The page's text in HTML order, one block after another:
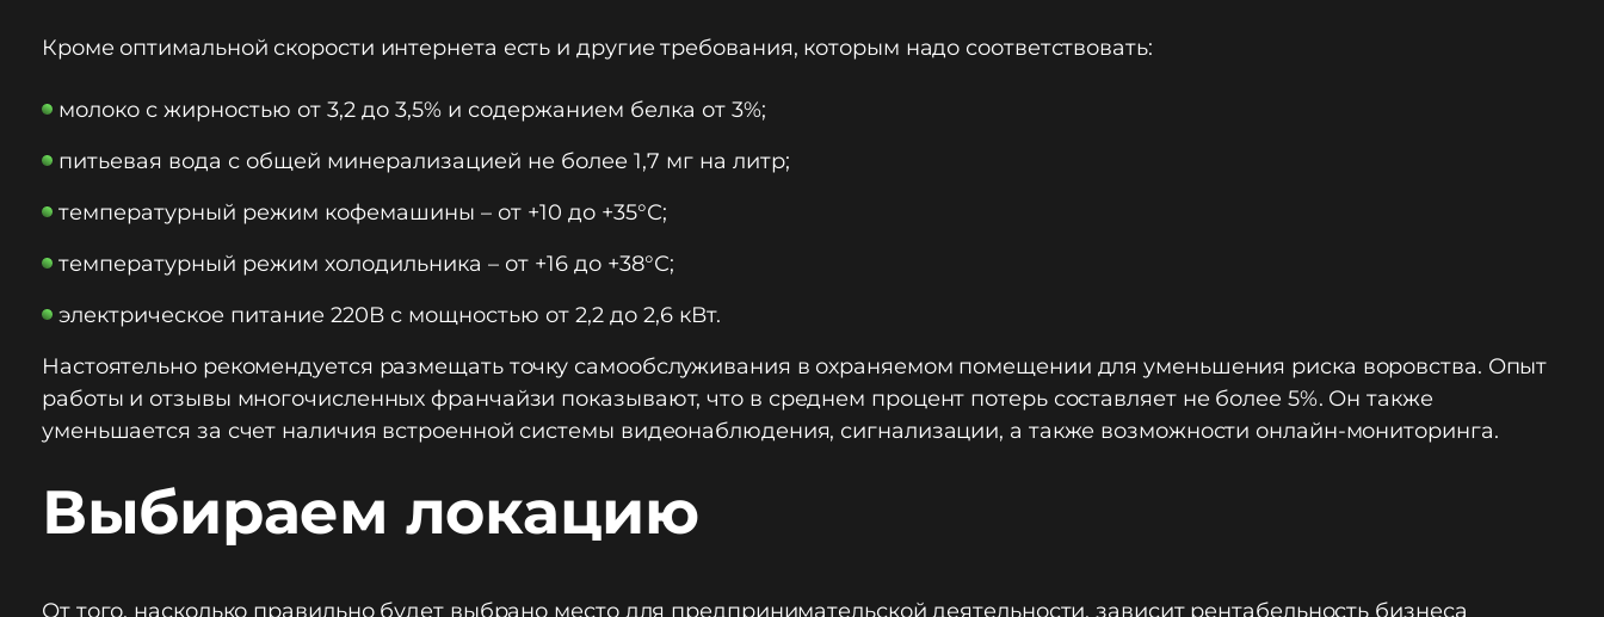
Кроме оптимальной скорости интернета есть и другие требования, которым надо соответствовать:
молоко с жирностью от 3,2 до 3,5% и содержанием белка от 3%;
питьевая вода с общей минерализацией не более 1,7 мг на литр;
температурный режим кофемашины – от +10 до +35°С;
температурный режим холодильника – от +16 до +38°С;
электрическое питание 220В с мощностью от 2,2 до 2,6 кВт.
Настоятельно рекомендуется размещать точку самообслуживания в охраняемом помещении для уменьшения риска воровства. Опыт
работы и отзывы многочисленных франчайзи показывают, что в среднем процент потерь составляет не более 5%. Он также
уменьшается за счет наличия встроенной системы видеонаблюдения, сигнализации, а также возможности онлайн-мониторинга.
Выбираем локацию
От того, насколько правильно будет выбрано место для предпринимательской деятельности, зависит рентабельность бизнеса